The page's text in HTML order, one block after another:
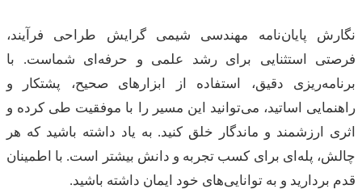
نگارش پایان‌نامه مهندسی شیمی گرایش طراحی فرآیند،
فرصتی استثنایی برای رشد علمی و حرفه‌ای شماست. با
برنامه‌ریزی دقیق، استفاده از ابزارهای صحیح، پشتکار و
راهنمایی اساتید، می‌توانید این مسیر را با موفقیت طی کرده و
اثری ارزشمند و ماندگار خلق کنید. به یاد داشته باشید که هر
چالش، پله‌ای برای کسب تجربه و دانش بیشتر است. با اطمینان
قدم بردارید و به توانایی‌های خود ایمان داشته باشید.